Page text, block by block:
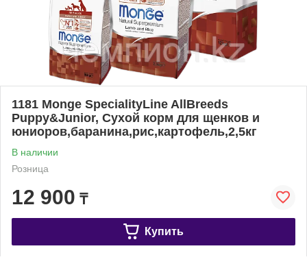
1181 Monge SpecialityLine AllBreeds
Puppy&Junior, Сухой корм для щенков и
юниоров,баранина,рис,картофель,2,5кг
В наличии
Розница
12 900 ₸
Купить